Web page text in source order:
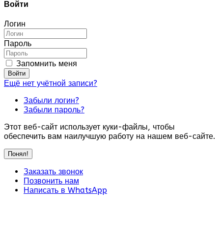
Войти
Логин
Пароль
Запомнить меня
Войти
Ещё нет учётной записи?
Забыли логин?
Забыли пароль?
Этот веб-сайт использует куки-файлы, чтобы
обеспечить вам наилучшую работу на нашем веб-сайте.
Понял!
Заказать звонок
Позвонить нам
Написать в WhatsApp